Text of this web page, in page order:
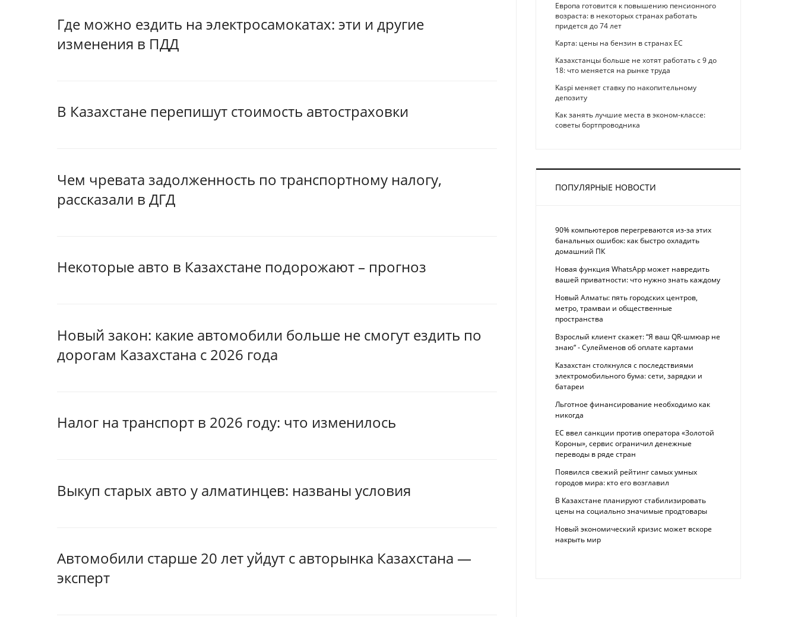
Где можно ездить на электросамокатах: эти и другие
изменения в ПДД
В Казахстане перепишут стоимость автостраховки
Чем чревата задолженность по транспортному налогу,
рассказали в ДГД
Некоторые авто в Казахстане подорожают – прогноз
Новый закон: какие автомобили больше не смогут ездить по
дорогам Казахстана с 2026 года
Налог на транспорт в 2026 году: что изменилось
Выкуп старых авто у алматинцев: названы условия
Автомобили старше 20 лет уйдут с авторынка Казахстана —
эксперт
Европа готовится к повышению пенсионного
возраста: в некоторых странах работать
придется до 74 лет
Карта: цены на бензин в странах ЕС
Казахстанцы больше не хотят работать с 9 до
18: что меняется на рынке труда
Kaspi меняет ставку по накопительному
депозиту
Как занять лучшие места в эконом-классе:
советы бортпроводника
ПОПУЛЯРНЫЕ НОВОСТИ
90% компьютеров перегреваются из-за этих
банальных ошибок: как быстро охладить
домашний ПК
Новая функция WhatsApp может навредить
вашей приватности: что нужно знать каждому
Новый Алматы: пять городских центров,
метро, трамваи и общественные
пространства
Взрослый клиент скажет: “Я ваш QR-шмюар не
знаю“ - Сулейменов об оплате картами
Казахстан столкнулся с последствиями
электромобильного бума: сети, зарядки и
батареи
Льготное финансирование необходимо как
никогда
ЕС ввел санкции против оператора «Золотой
Короны», сервис ограничил денежные
переводы в ряде стран
Появился свежий рейтинг самых умных
городов мира: кто его возглавил
В Казахстане планируют стабилизировать
цены на социально значимые продтовары
Новый экономический кризис может вскоре
накрыть мир